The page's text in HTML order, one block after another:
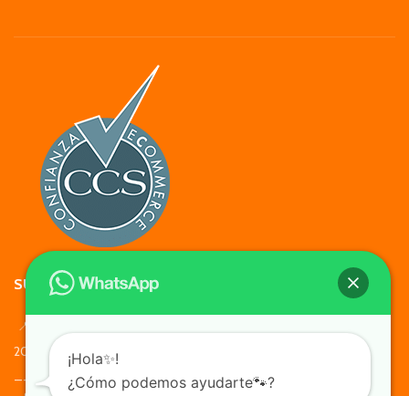
SUCURSALES Y HORARIOS
📍Francisco Bilbao 2049, Providencia - Lunes a Viernes 10:00 –
20:00 Sábado, Domingo y Feriados 11:00 – 19:00
_______________________________
¡Hola✨!
¿Cómo podemos ayudarte🐾?